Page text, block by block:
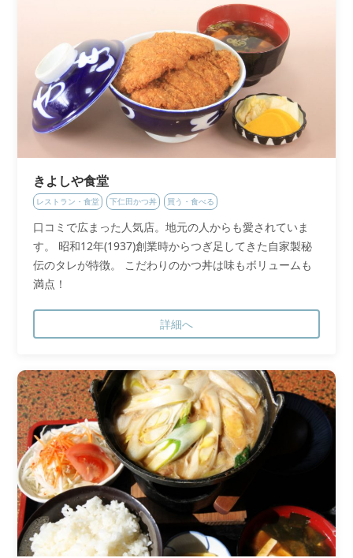
きよしや食堂
レストラン・食堂 下仁田かつ丼 買う・食べる
口コミで広まった人気店。地元の人からも愛されていま
す。 昭和12年(1937)創業時からつぎ足してきた自家製秘
伝のタレが特徴。 こだわりのかつ丼は味もボリュームも
満点！
詳細へ